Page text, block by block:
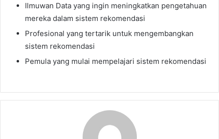
Ilmuwan Data yang ingin meningkatkan pengetahuan
mereka dalam sistem rekomendasi
Profesional yang tertarik untuk mengembangkan
sistem rekomendasi
Pemula yang mulai mempelajari sistem rekomendasi